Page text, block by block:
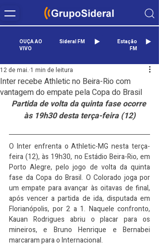
OUÇA AO
VIVO
Sideral FM
Estação
FM
Inter recebe Athletic no Beira-Rio com
vantagem do empate pela Copa do Brasil
12 de mai. 1 min de leitura
Partida de volta da quinta fase ocorre
às 19h30 desta terça-feira (12)
O Inter enfrenta o Athletic-MG nesta terça-
feira (12), às 19h30, no Estádio Beira-Rio, em
Porto Alegre, pelo jogo de volta da quinta
fase da Copa do Brasil. O Colorado joga por
um empate para avançar às oitavas de final,
após vencer a partida de ida, disputada em
Florianópolis, por 2 a 1. Naquele confronto,
Kauan Rodrigues abriu o placar para os
mineiros, e Bruno Henrique e Bernabei
marcaram para o Internacional.